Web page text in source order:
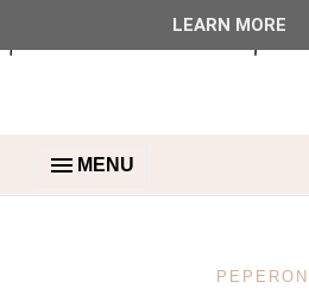
MENU
PEPERONI
LEARN MORE